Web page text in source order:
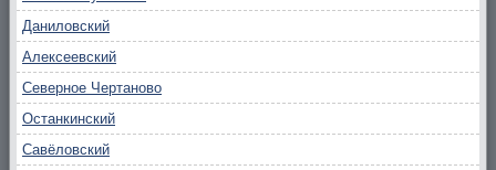
Даниловский
Алексеевский
Северное Чертаново
Останкинский
Савёловский